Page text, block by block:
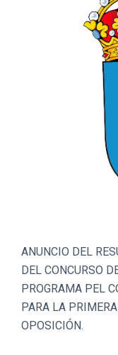
ANUNCIO DEL
DEL CONCURSO
PROGRAMA PEL
PARA LA
OPOSICIÓN.